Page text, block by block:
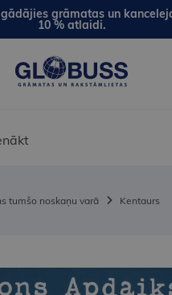
grāmatas un
10 % atlaidi.
tumšo noskaņu varā Kentaurs